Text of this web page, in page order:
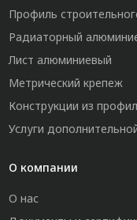
Профиль
Радиаторный
Лист алюминиевый
Метрический крепеж
Конструкции из
Услуги
О компании
О нас